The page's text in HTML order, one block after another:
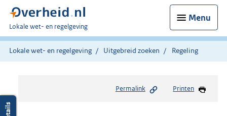
Menu
U
bent
hier:
Lokale wet- en regelgeving
Lokale wet- en regelgeving Uitgebreid zoeken Regeling
Permalink Printen